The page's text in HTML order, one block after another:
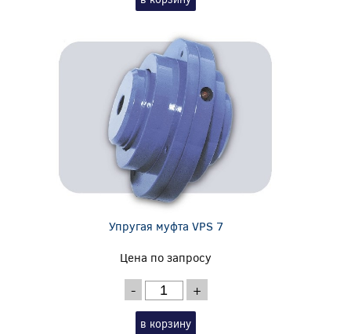
Упругая муфта VPS 7
Цена по запросу
- +
в корзину